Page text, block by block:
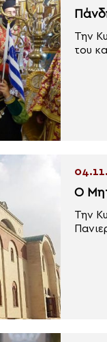
Την
του
Ο
Την